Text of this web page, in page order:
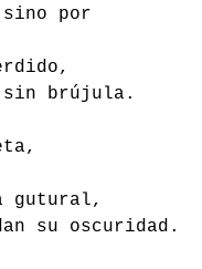
por
brújula.
gutural,